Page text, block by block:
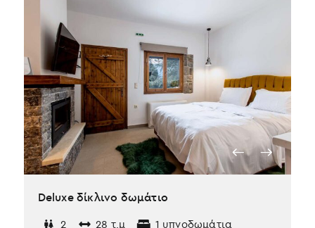
Deluxe δίκλινο δωμάτιο
2 28 τ.μ 1 υπνοδωμάτια